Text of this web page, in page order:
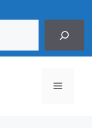
Menu